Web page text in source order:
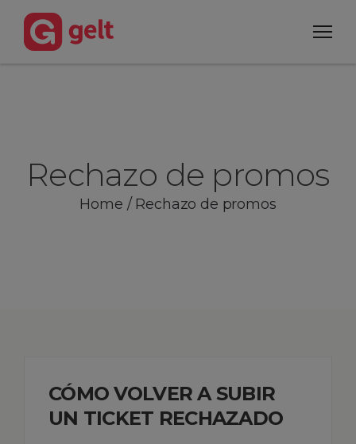
Rechazo de promos
Home /Rechazo de promos
CÓMO VOLVER A SUBIR
UN TICKET RECHAZADO